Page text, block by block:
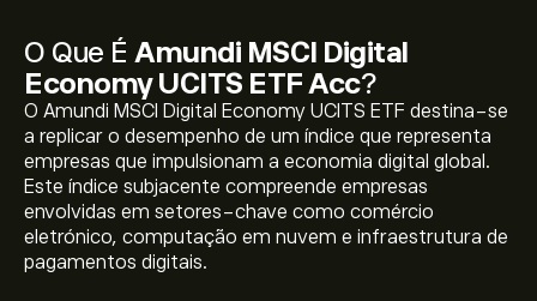
O Que É Amundi MSCI Digital
Economy UCITS ETF Acc?
O Amundi MSCI Digital Economy UCITS ETF destina-se
a replicar o desempenho de um índice que representa
empresas que impulsionam a economia digital global.
Este índice subjacente compreende empresas
envolvidas em setores-chave como comércio
eletrónico, computação em nuvem e infraestrutura de
pagamentos digitais.